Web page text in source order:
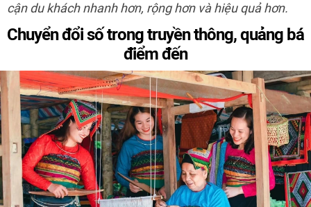
cận du khách nhanh hơn, rộng hơn và hiệu quả hơn.
Chuyển đổi số trong truyền thông, quảng bá
điểm đến